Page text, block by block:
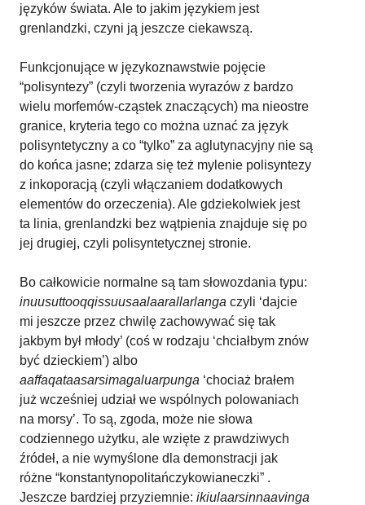
języków świata. Ale to jakim językiem jest
grenlandzki, czyni ją jeszcze ciekawszą.
Funkcjonujące w językoznawstwie pojęcie
“polisyntezy” (czyli tworzenia wyrazów z bardzo
wielu morfemów-cząstek znaczących) ma nieostre
granice, kryteria tego co można uznać za język
polisyntetyczny a co “tylko” za aglutynacyjny nie są
do końca jasne; zdarza się też mylenie polisyntezy
z inkoporacją (czyli włączaniem dodatkowych
elementów do orzeczenia). Ale gdziekolwiek jest
ta linia, grenlandzki bez wątpienia znajduje się po
jej drugiej, czyli polisyntetycznej stronie.
Bo całkowicie normalne są tam słowozdania typu:
inuusuttooqqissuusaalaarallarlanga czyli ‘dajcie
mi jeszcze przez chwilę zachowywać się tak
jakbym był młody’ (coś w rodzaju ‘chciałbym znów
być dzieckiem’) albo
aaffaqataasarsimagaluarpunga ‘chociaż brałem
już wcześniej udział we wspólnych polowaniach
na morsy’. To są, zgoda, może nie słowa
codziennego użytku, ale wzięte z prawdziwych
źródeł, a nie wymyślone dla demonstracji jak
różne “konstantynopolitańczykowianeczki” .
Jeszcze bardziej przyziemnie: ikiulaarsinnaavinga